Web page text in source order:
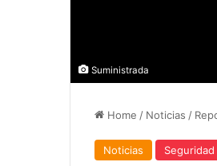
Suministrada
Home / Noticias /
Noticias Seguridad